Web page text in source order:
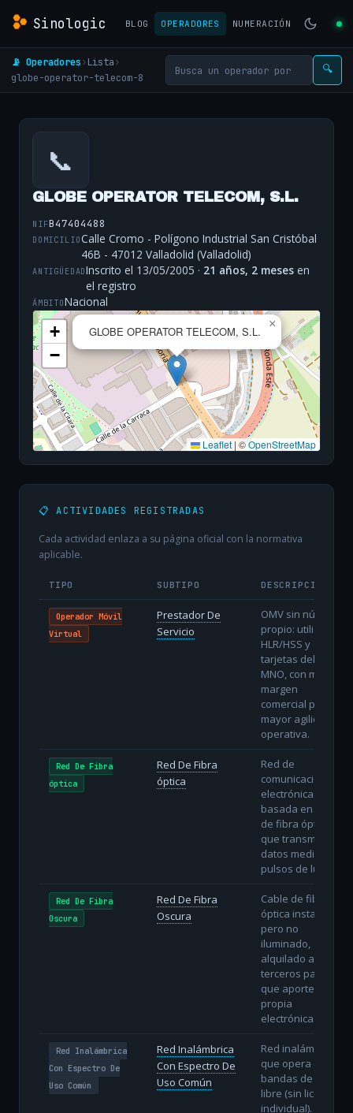
Sinologic BLOG OPERADORES NUMERACIÓN
📡 Operadores› Lista›
globe-operator-telecom-8
🔍
📞
GLOBE OPERATOR TELECOM, S.L.
NIFB47404488
DOMICILIOCalle Cromo - Polígono Industrial San Cristóbal
46B - 47012 Valladolid (Valladolid)
ANTIGÜEDADInscrito el 13/05/2005 · 21 años, 2 meses en
el registro
ÁMBITONacional
GLOBE OPERATOR TELECOM, S.L.
×
+
−
Leaflet | ©OpenStreetMap
📋 ACTIVIDADES REGISTRADAS
Cada actividad enlaza a su página oficial con la normativa
aplicable.
TIPO SUBTIPO DESCRIPCIÓN
Operador Móvil
Virtual
Prestador De
Servicio
OMV sin núcleo
propio: utiliza
HLR/HSS y
tarjetas del
MNO, con menor
margen
comercial pero
mayor agilidad
operativa.
Red De Fibra
óptica
Red De Fibra
óptica
Red de
comunicaciones
electrónicas
basada en hilos
de fibra óptica
que transmiten
datos mediante
pulsos de luz.
Red De Fibra
Oscura
Red De Fibra
Oscura
Cable de fibra
óptica instalado
pero no
iluminado,
alquilado a
terceros para
que aporten su
propia
electrónica.
Red Inalámbrica
Con Espectro De
Uso Común
Red Inalámbrica
Con Espectro De
Uso Común
Red inalámbrica
que opera en
bandas de uso
libre (sin licencia
individual).